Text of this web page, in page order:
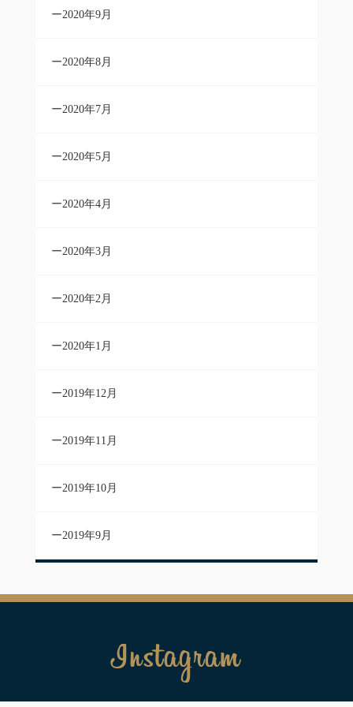
2020年9月
2020年8月
2020年7月
2020年5月
2020年4月
2020年3月
2020年2月
2020年1月
2019年12月
2019年11月
2019年10月
2019年9月
Instagram